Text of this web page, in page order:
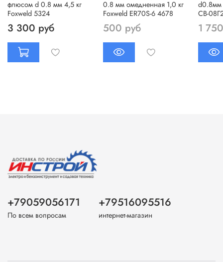
флюсом d 0.8 мм 4,5 кг
Foxweld 5324
3 300 руб
0.8 мм омедненная 1,0 кг
Foxweld ER70S-6 4678
500 руб
d0.8мм
СВ-
1
+79059056171
По всем вопросам
+79516095516
интернет-магазин